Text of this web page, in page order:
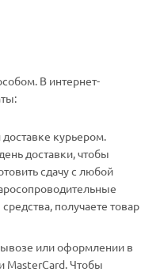
В интернет-
курьером.
доставки, чтобы
сдачу с любой
получаете товар
или оформлении в
MasterCard. Чтобы